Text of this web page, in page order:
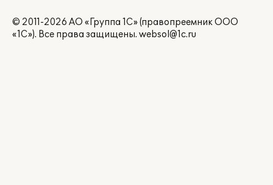
© 2011-2026 АО «Группа 1С» (правопреемник ООО
«1С»). Все права защищены. websol@1c.ru